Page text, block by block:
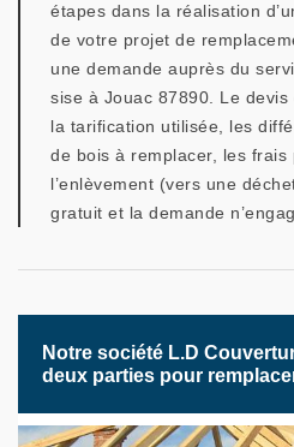
étapes dans la réalisation
de votre projet de
une demande auprès du
sise à Jouac 87890. Le
la tarification utilisée, les
de bois à remplacer, les frais
l’enlèvement (vers une
gratuit et la demande
Notre société L.D
deux parties pour